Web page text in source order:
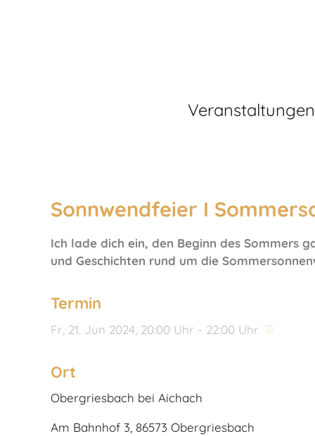
Veranstaltungen
Sonnwendfeier I
Ich lade dich ein, den Beginn des Sommers
und Geschichten rund um die
Termin
Fr, 21. Jun 2024 , 20:00 Uhr - 22:00 Uhr
Ort
Obergriesbach bei Aichach
Am Bahnhof 3, 86573 Obergriesbach